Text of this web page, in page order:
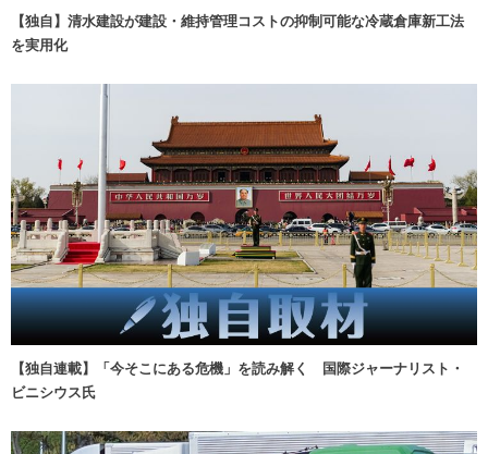
【独自】清水建設が建設・維持管理コストの抑制可能な冷蔵倉庫新工法
を実用化
【独自連載】「今そこにある危機」を読み解く 国際ジャーナリスト・
ビニシウス氏